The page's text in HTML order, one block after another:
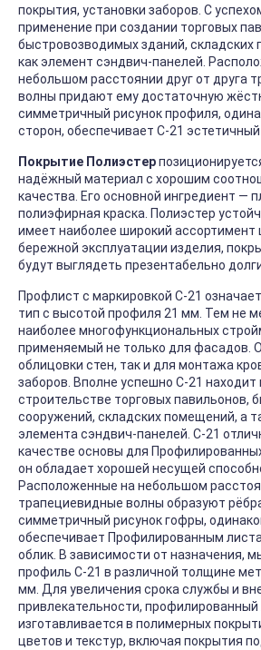
покрытия, установки заборов. С
применение при создании торговых
быстровозводимых зданий, складских
как элемент сэндвич-панелей.
небольшом расстоянии друг от друга
волны придают ему достаточную
симметричный рисунок профиля,
сторон, обеспечивает С-21
Покрытие Полиэстер
надёжный материал с хорошим
качества. Его основной ингредиент —
полиэфирная краска. Полиэстер
имеет наиболее широкий ассортимент
бережной эксплуатации изделия,
будут выглядеть презентабельно
Профлист с маркировкой С-21
тип с высотой профиля 21 мм. Тем не
наиболее многофункциональных
применяемый не только для фасадов.
облицовки стен, так и для монтажа
заборов. Вполне успешно С-21 находит
строительстве торговых павильонов,
сооружений, складских помещений, а
элемента сэндвич-панелей. С-21
качестве основы для
он обладает хорошей несущей
Расположенные на небольшом
трапециевидные волны образуют
симметричный рисунок гофры,
обеспечивает Профилированным
облик. В зависимости от назначения,
профиль С-21 в различной толщине
мм. Для увеличения срока службы и
привлекательности, профилированный
изготавливается в полимерных
цветов и текстур, включая покрытия